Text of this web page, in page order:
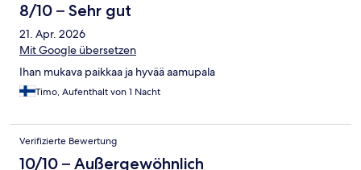
8/10 – Sehr gut
21. Apr. 2026
Mit Google übersetzen
Ihan mukava paikkaa ja hyvää aamupala
Timo, Aufenthalt von 1 Nacht
Verifizierte Bewertung
10/10 – Außergewöhnlich